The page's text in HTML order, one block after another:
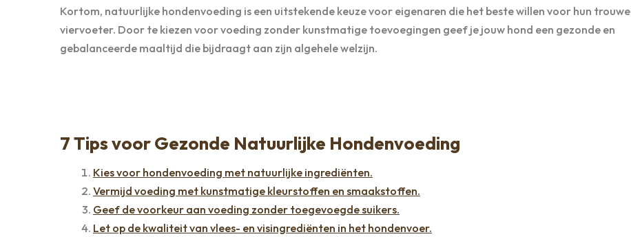
Kortom, natuurlijke hondenvoeding is een uitstekende keuze voor eigenaren die het beste willen voor hun trouwe
viervoeter. Door te kiezen voor voeding zonder kunstmatige toevoegingen geef je jouw hond een gezonde en
gebalanceerde maaltijd die bijdraagt aan zijn algehele welzijn.
7 Tips voor Gezonde Natuurlijke Hondenvoeding
Kies voor hondenvoeding met natuurlijke ingrediënten.
Vermijd voeding met kunstmatige kleurstoffen en smaakstoffen.
Geef de voorkeur aan voeding zonder toegevoegde suikers.
Let op de kwaliteit van vlees- en visingrediënten in het hondenvoer.